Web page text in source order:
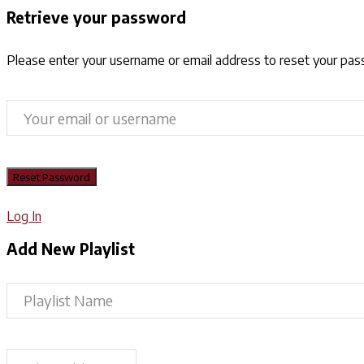
Retrieve your password
Please enter your username or email address to reset your
Log In
Add New Playlist